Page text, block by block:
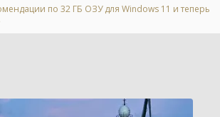
по 32 ГБ ОЗУ для Windows 11 и теперь